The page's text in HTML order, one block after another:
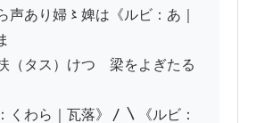
声あり婦〻婢は《ルビ：あ｜
（タス）けつゝ梁をよぎたる
くわら｜瓦落》〳〵《ルビ：